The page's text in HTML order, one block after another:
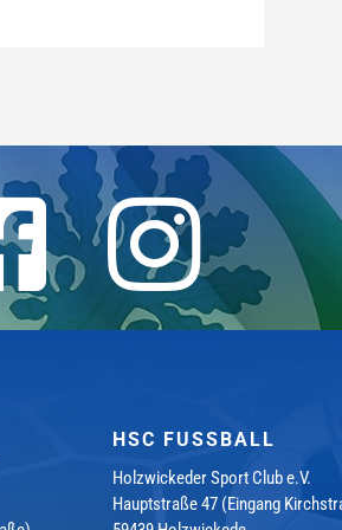
HSC FUSSBALL
Holzwickeder Sport Club e.V.
Hauptstraße 47 (Eingang